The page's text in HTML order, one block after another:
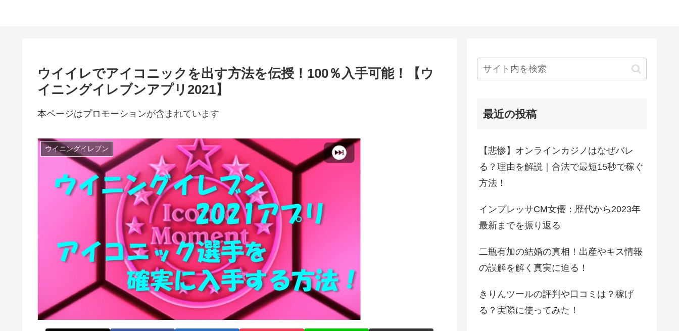
ウイイレでアイコニックを出す方法を伝授！100％入手可能！【ウ
イニングイレブンアプリ2021】
本ページはプロモーションが含まれています
ウイニングイレブン
最近の投稿
【悲惨】オンラインカジノはなぜバレ
る？理由を解説｜合法で最短15秒で稼ぐ
方法！
インプレッサCM女優：歴代から2023年
最新までを振り返る
二瓶有加の結婚の真相！出産やキス情報
の誤解を解く真実に迫る！
きりんツールの評判や口コミは？稼げ
る？実際に使ってみた！